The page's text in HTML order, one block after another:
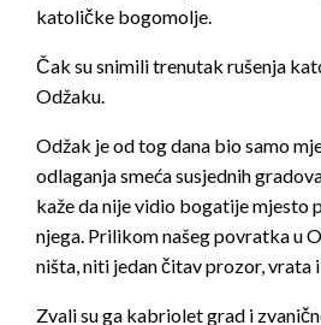
katoličke bogomolje.
Čak su snimili trenutak rušenja
Odžaku.
Odžak je od tog dana bio samo
odlaganja smeća susjednih
kaže da nije vidio bogatije mjesto
njega. Prilikom našeg povratka u
ništa, niti jedan čitav prozor, vrata
Zvali su ga kabriolet grad i